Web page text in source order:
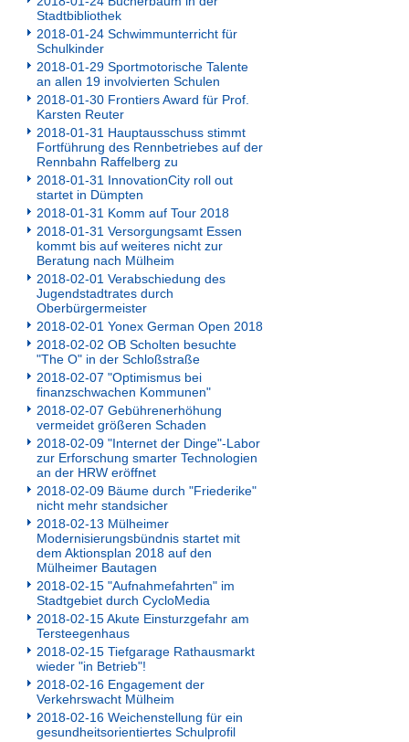
Stadtbibliothek
2018-01-24 Schwimmunterricht für
Schulkinder
2018-01-29 Sportmotorische Talente
an allen 19 involvierten Schulen
2018-01-30 Frontiers Award für Prof.
Karsten Reuter
2018-01-31 Hauptausschuss stimmt
Fortführung des Rennbetriebes auf der
Rennbahn Raffelberg zu
2018-01-31 InnovationCity roll out
startet in Dümpten
2018-01-31 Komm auf Tour 2018
2018-01-31 Versorgungsamt Essen
kommt bis auf weiteres nicht zur
Beratung nach Mülheim
2018-02-01 Verabschiedung des
Jugendstadtrates durch
Oberbürgermeister
2018-02-01 Yonex German Open 2018
2018-02-02 OB Scholten besuchte
"The O" in der Schloßstraße
2018-02-07 "Optimismus bei
finanzschwachen Kommunen"
2018-02-07 Gebührenerhöhung
vermeidet größeren Schaden
2018-02-09 "Internet der Dinge"-Labor
zur Erforschung smarter Technologien
an der HRW eröffnet
2018-02-09 Bäume durch "Friederike"
nicht mehr standsicher
2018-02-13 Mülheimer
Modernisierungsbündnis startet mit
dem Aktionsplan 2018 auf den
Mülheimer Bautagen
2018-02-15 "Aufnahmefahrten" im
Stadtgebiet durch CycloMedia
2018-02-15 Akute Einsturzgefahr am
Tersteegenhaus
2018-02-15 Tiefgarage Rathausmarkt
wieder "in Betrieb"!
2018-02-16 Engagement der
Verkehrswacht Mülheim
2018-02-16 Weichenstellung für ein
gesundheitsorientiertes Schulprofil